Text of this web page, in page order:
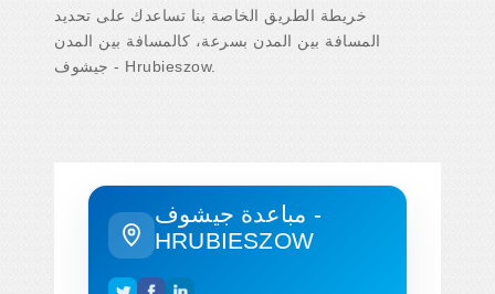
خريطة الطريق الخاصة بنا تساعدك على تحديد
المسافة بين المدن بسرعة، كالمسافة بين المدن
جيشوف - Hrubieszow.
مباعدة جيشوف -
HRUBIESZOW